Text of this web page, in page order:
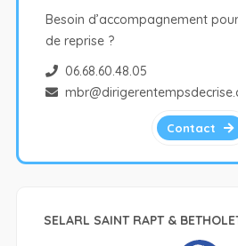
Besoin d’accompagnement
de reprise ?
06.68.60.48.05
Contact
SELARL SAINT RAPT &